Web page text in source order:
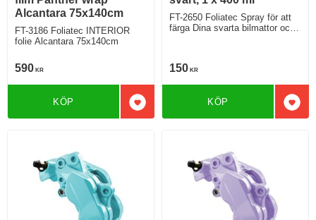
Alcantara 75x140cm
FT-3186 Foliatec INTERIOR
folie Alcantara 75x140cm
590 KR
Lägg till i favoriter
KÖP
FT-2650 Foliatec Spray för att
färga Dina svarta bilmattor och
150 KR
KÖP